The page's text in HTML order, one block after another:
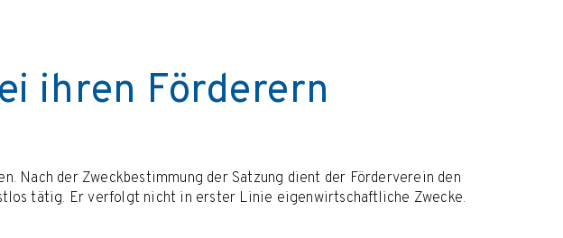
ihren Förderern
Nach der Zweckbestimmung der Satzung dient der Förderverein den
tätig. Er verfolgt nicht in erster Linie eigenwirtschaftliche Zwecke.